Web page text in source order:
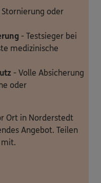
oder
- Testsieger bei
medizinische
- Volle Absicherung
oder
Ort in Norderstedt
Angebot. Teilen
mit.